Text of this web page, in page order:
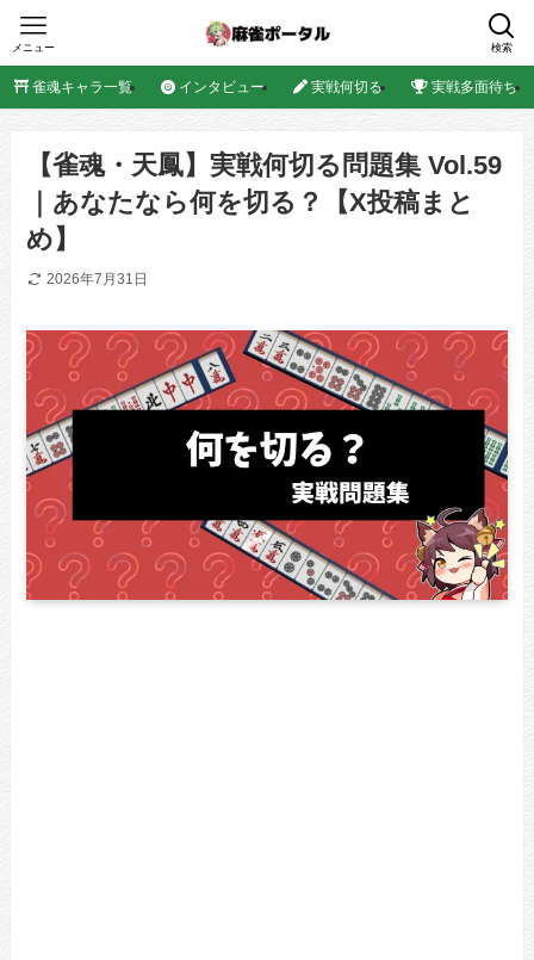
検索
メニュー
雀魂キャラ一覧 インタビュー 実戦何切る 実戦多面待ち
【雀魂・天鳳】実戦何切る問題集 Vol.59
｜あなたなら何を切る？【X投稿まと
め】
2026年7月31日